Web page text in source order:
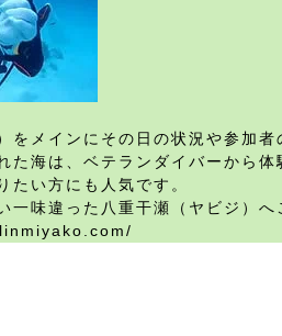
をメインにその日の状況や参加
た海は、ベテランダイバーから
たい方にも人気です。
一味違った八重干瀬（ヤビジ）へ